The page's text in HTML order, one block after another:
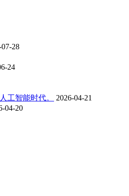
07-28
24
工智能时代。
2026-04-21
04-20